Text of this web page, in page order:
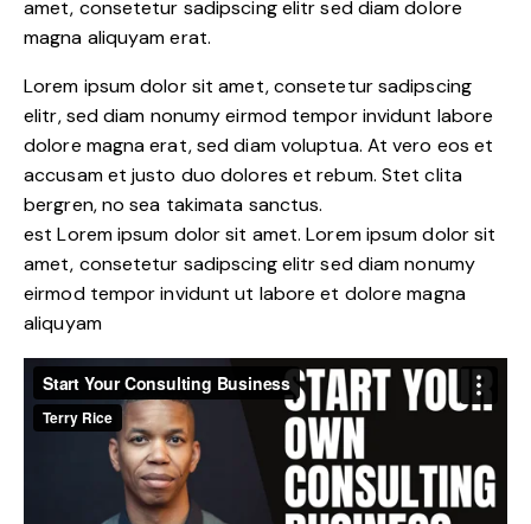
amet, consetetur sadipscing elitr sed diam dolore
magna aliquyam erat.
Lorem ipsum dolor sit amet, consetetur sadipscing
elitr, sed diam nonumy eirmod tempor invidunt labore
dolore magna erat, sed diam voluptua. At vero eos et
accusam et justo duo dolores et rebum. Stet clita
bergren, no sea takimata sanctus.
est Lorem ipsum dolor sit amet. Lorem ipsum dolor sit
amet, consetetur sadipscing elitr sed diam nonumy
eirmod tempor invidunt ut labore et dolore magna
aliquyam